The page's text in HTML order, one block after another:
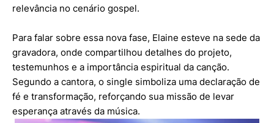
relevância no cenário gospel.
Para falar sobre essa nova fase, Elaine esteve na sede da
gravadora, onde compartilhou detalhes do projeto,
testemunhos e a importância espiritual da canção.
Segundo a cantora, o single simboliza uma declaração de
fé e transformação, reforçando sua missão de levar
esperança através da música.